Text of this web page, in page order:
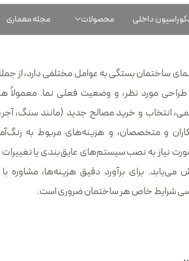
داخلی محصولات مجله معماری
ساختمان بستگی به عوامل مختلفی دارد، از
طراحی مورد نظر، و وضعیت فعلی نما. معمولاً
انتخاب و خرید مصالح جدید (مانند سنگ،
و متخصصان، و هزینه‌های مربوط به
نیاز به نصب سیستم‌های عایق‌بندی یا تغییرات
می‌یابد. برای برآورد دقیق هزینه‌ها، مشاوره با
شرایط خاص هر ساختمان ضروری است.